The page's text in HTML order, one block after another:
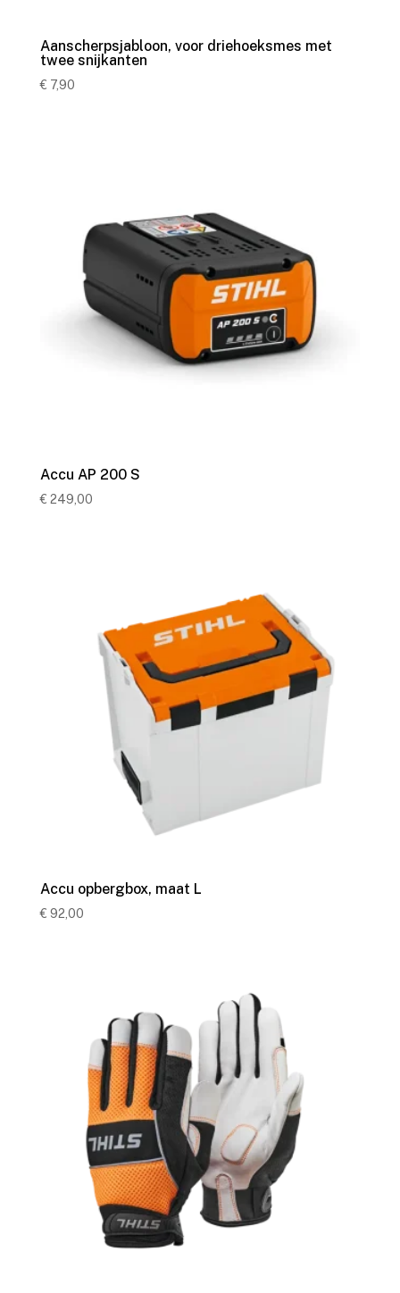
Aanscherpsjabloon, voor driehoeksmes met
twee snijkanten
€ 7,90
Accu AP 200 S
€ 249,00
Accu opbergbox, maat L
€ 92,00